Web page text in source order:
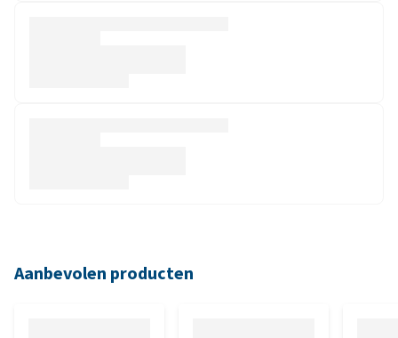
Aanbevolen producten